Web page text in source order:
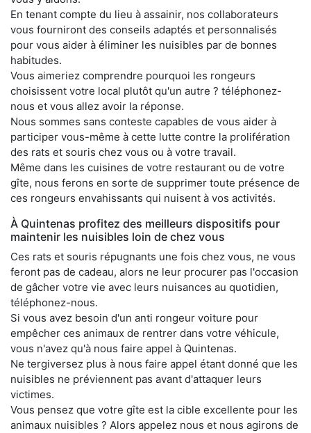
En tenant compte du lieu à assainir, nos collaborateurs
vous fourniront des conseils adaptés et personnalisés
pour vous aider à éliminer les nuisibles par de bonnes
habitudes.
Vous aimeriez comprendre pourquoi les rongeurs
choisissent votre local plutôt qu'un autre ? téléphonez-
nous et vous allez avoir la réponse.
Nous sommes sans conteste capables de vous aider à
participer vous-même à cette lutte contre la prolifération
des rats et souris chez vous ou à votre travail.
Même dans les cuisines de votre restaurant ou de votre
gîte, nous ferons en sorte de supprimer toute présence de
ces rongeurs envahissants qui nuisent à vos activités.
À Quintenas profitez des meilleurs dispositifs pour
maintenir les nuisibles loin de chez vous
Ces rats et souris répugnants une fois chez vous, ne vous
feront pas de cadeau, alors ne leur procurer pas l'occasion
de gâcher votre vie avec leurs nuisances au quotidien,
téléphonez-nous.
Si vous avez besoin d'un anti rongeur voiture pour
empêcher ces animaux de rentrer dans votre véhicule,
vous n'avez qu'à nous faire appel à Quintenas.
Ne tergiversez plus à nous faire appel étant donné que les
nuisibles ne préviennent pas avant d'attaquer leurs
victimes.
Vous pensez que votre gîte est la cible excellente pour les
animaux nuisibles ? Alors appelez nous et nous agirons de